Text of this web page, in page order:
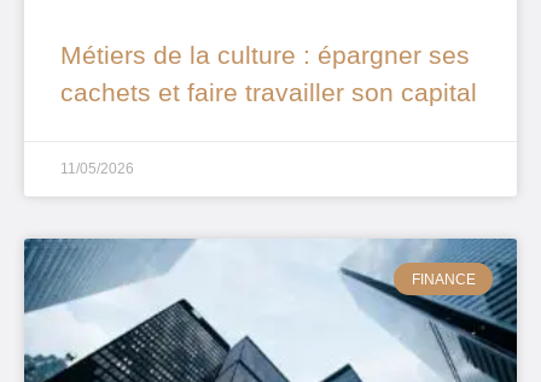
Métiers de la culture : épargner ses
cachets et faire travailler son capital
11/05/2026
FINANCE